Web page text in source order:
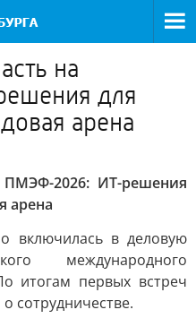
на
для
арена
ПМЭФ-2026: ИТ-решения
арена
включилась в деловую
международного
итогам первых встреч
сотрудничестве.